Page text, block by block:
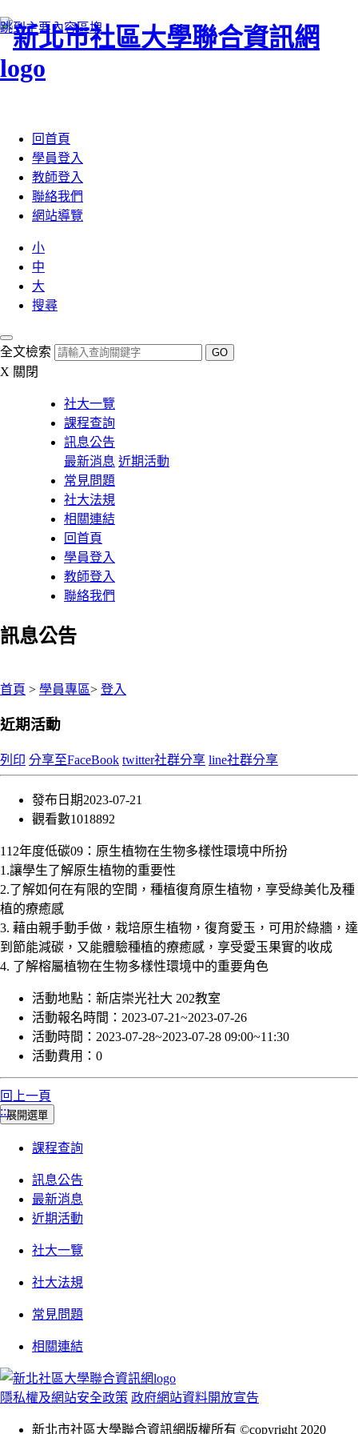
跳到主要內容區塊
回首頁
學員登入
教師登入
聯絡我們
網站導覽
小
中
大
搜尋
全文檢索 GO
X 關閉
社大一覽
課程查詢
訊息公告
最新消息 近期活動
常見問題
社大法規
相關連結
回首頁
學員登入
教師登入
聯絡我們
訊息公告
首頁 > 學員專區> 登入
近期活動
列印 分享至FaceBook twitter社群分享 line社群分享
發布日期2023-07-21
觀看數1018892
112年度低碳09：原生植物在生物多樣性環境中所扮
1.讓學生了解原生植物的重要性
2.了解如何在有限的空間，種植復育原生植物，享受綠美化及種
植的療癒感
3. 藉由親手動手做，栽培原生植物，復育愛玉，可用於綠牆，達
到節能減碳，又能體驗種植的療癒感，享受愛玉果實的收成
4. 了解榕屬植物在生物多樣性環境中的重要角色
活動地點： 新店崇光社大 202教室
活動報名時間： 2023-07-21~2023-07-26
活動時間： 2023-07-28~2023-07-28 09:00~11:30
活動費用： 0
回上一頁
:::展開選單
課程查詢
訊息公告
最新消息
近期活動
社大一覽
社大法規
常見問題
相關連結
隱私權及網站安全政策 政府網站資料開放宣告
新北市社區大學聯合資訊網版權所有 ©copyright 2020